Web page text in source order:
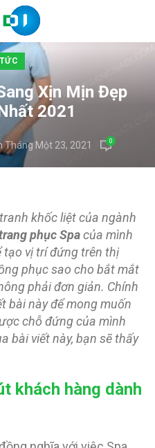
Xịn Mịn Đẹp
2021
Tháng Một 23, 2021 0
khốc liệt của ngành
phục Spacủa mình
tạo vị trí đứng trên thị
phục sao cho bắt mắt
phải đơn giản. Chính
bài này để mong muốn
chỗ đứng của mình
bài viết này, bạn sẽ thấy
khách hàng dành